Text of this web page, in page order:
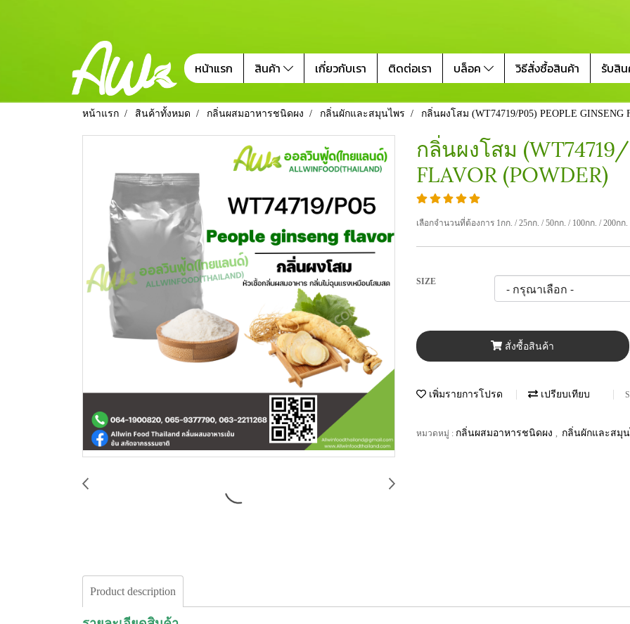
หน้าแรก สินค้า เกี่ยวกับเรา ติดต่อเรา บล็อค วิธีสั่งซื้อสินค้า รับสิ
หน้าแรก สินค้าทั้งหมด กลิ่นผสมอาหารชนิดผง กลิ่นผักและสมุนไพร กลิ่นผงโสม (WT74719/P05) PEOPLE GINSENG
กลิ่นผงโสม
FLAVOR (POWDER)
เลือกจำนวนที่ต้องการ 1กก. / 25กก. / 50กก. / 100กก. / 200กก.
SIZE
สั่งซื้อสินค้า
เพิ่มรายการโปรด เปรียบเทียบ
หมวดหมู่ : กลิ่นผสมอาหารชนิดผง กลิ่นผักและสมุ
Product description